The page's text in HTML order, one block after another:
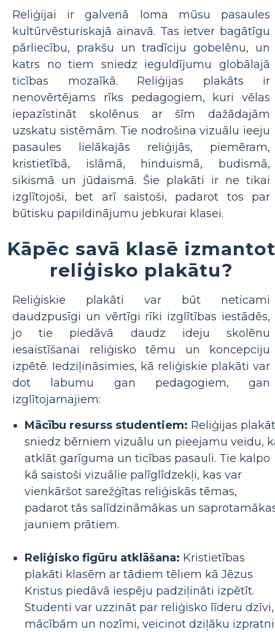
Reliģijai ir galvenā loma mūsu pasaules
kultūrvēsturiskajā ainavā. Tas ietver bagātīgu
pārliecību, prakšu un tradīciju gobelēnu, un
katrs no tiem sniedz ieguldījumu globālajā
ticības mozaīkā. Reliģijas plakāts ir
nenovērtējams rīks pedagogiem, kuri vēlas
iepazīstināt skolēnus ar šīm dažādajām
uzskatu sistēmām. Tie nodrošina vizuālu ieeju
pasaules lielākajās reliģijās, piemēram,
kristietībā, islāmā, hinduismā, budismā,
sikismā un jūdaismā. Šie plakāti ir ne tikai
izglītojoši, bet arī saistoši, padarot tos par
būtisku papildinājumu jebkurai klasei.
Kāpēc savā klasē izmantot
reliģisko plakātu?
Reliģiskie plakāti var būt neticami
daudzpusīgi un vērtīgi rīki izglītības iestādēs,
jo tie piedāvā daudz ideju skolēnu
iesaistīšanai reliģisko tēmu un koncepciju
izpētē. Iedziļināsimies, kā reliģiskie plakāti var
dot labumu gan pedagogiem, gan
izglītojamajiem:
Mācību resurss studentiem: Reliģijas
sniedz bērniem vizuālu un pieejamu veidu,
atklāt garīguma un ticības pasauli. Tie kalpo
kā saistoši vizuālie palīglīdzekļi, kas var
vienkāršot sarežģītas reliģiskās tēmas,
padarot tās salīdzināmākas un
jauniem prātiem.
Reliģisko figūru atklāšana: Kristietības
plakāti klasēm ar tādiem tēliem kā Jēzus
Kristus piedāvā iespēju padziļināti izpētīt.
Studenti var uzzināt par reliģisko līderu dzīvi,
mācībām un nozīmi, veicinot dziļāku izpratni